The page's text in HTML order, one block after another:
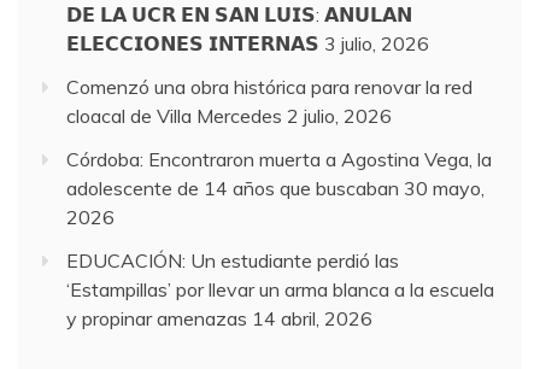
𝗗𝗘 𝗟𝗔 𝗨𝗖𝗥 𝗘𝗡 𝗦𝗔𝗡 𝗟𝗨𝗜𝗦: 𝗔𝗡𝗨𝗟𝗔𝗡
𝗘𝗟𝗘𝗖𝗖𝗜𝗢𝗡𝗘𝗦 𝗜𝗡𝗧𝗘𝗥𝗡𝗔𝗦 3 julio, 2026
Comenzó una obra histórica para renovar la red
cloacal de Villa Mercedes 2 julio, 2026
Córdoba: Encontraron muerta a Agostina Vega, la
adolescente de 14 años que buscaban 30 mayo,
2026
EDUCACIÓN: Un estudiante perdió las
‘Estampillas’ por llevar un arma blanca a la escuela
y propinar amenazas 14 abril, 2026